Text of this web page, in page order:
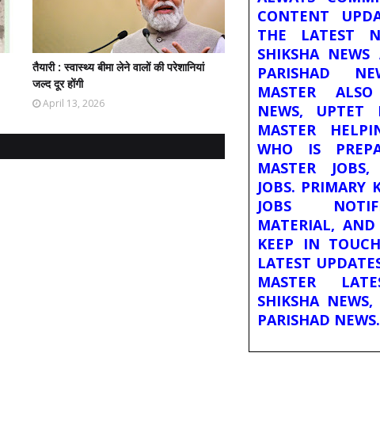
तैयारी : स्वास्थ्य बीमा लेने वालों की परेशानियां
जल्द दूर होंगी
April 13, 2026
CONTENT
THE LATEST
SHIKSHA
PARISHAD
MASTER
NEWS, UPTET
MASTER
WHO IS
MASTER
JOBS. PRIMARY
JOBS
MATERIAL, AND
KEEP IN
LATEST
MASTER
SHIKSHA
PARISHAD NEWS.